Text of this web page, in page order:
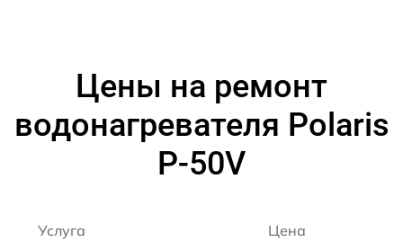
Цены на ремонт
водонагревателя Polaris
P-50V
Услуга Цена